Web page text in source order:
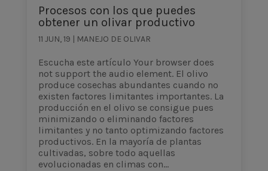
Procesos con los que puedes
obtener un olivar productivo
11 JUN, 19 | MANEJO DE OLIVAR
Escucha este artículo Your browser does
not support the audio element. El olivo
produce cosechas abundantes cuando no
existen factores limitantes importantes. La
producción en el olivo se consigue pues
minimizando o eliminando factores
limitantes y no tanto optimizando factores
productivos. En la mayoría de plantas
cultivadas, sobre todo aquellas
evolucionadas en climas con...